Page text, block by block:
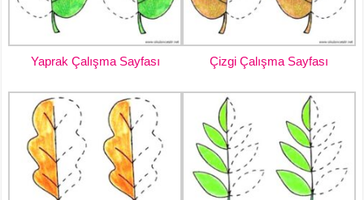
Yaprak Çalışma Sayfası Çizgi Çalışma Sayfası